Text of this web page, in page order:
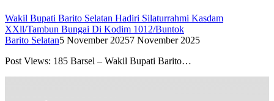
Wakil Bupati Barito Selatan Hadiri Silaturrahmi Kasdam
XXll/Tambun Bungai Di Kodim 1012/Buntok
Barito Selatan5 November 20257 November 2025
Post Views: 185 Barsel – Wakil Bupati Barito…